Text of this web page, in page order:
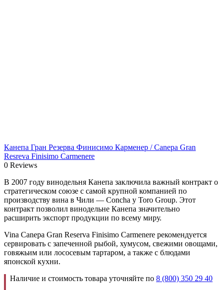
Канепа Гран Резерва Финисимо Карменер / Canepa Gran
Resreva Finisimo Carmenere
0 Reviews
В 2007 году винодельня Канепа заключила важный контракт о
стратегическом союзе с самой крупной компанией по
производству вина в Чили — Concha y Toro Group. Этот
контракт позволил винодельне Канепа значительно
расширить экспорт продукции по всему миру.
Vina Canepa Gran Reserva Finisimo Carmenere рекомендуется
сервировать с запеченной рыбой, хумусом, свежими овощами,
говяжьим или лососевым тартаром, а также с блюдами
японской кухни.
Наличие и стоимость товара уточняйте по 8 (800) 350 29 40